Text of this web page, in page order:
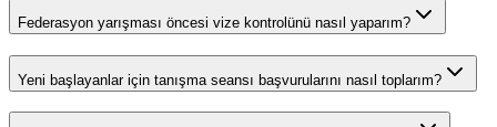
Federasyon yarışması öncesi vize kontrolünü nasıl yaparım?
Yeni başlayanlar için tanışma seansı başvurularını nasıl toplarım?